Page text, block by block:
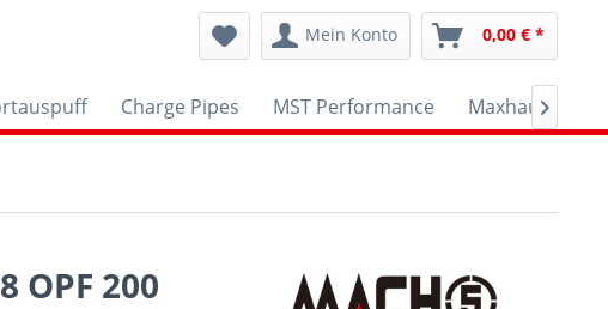
Mein Konto 0,00 € *
Charge Pipes MST Performance Maxhaust

OPF 200